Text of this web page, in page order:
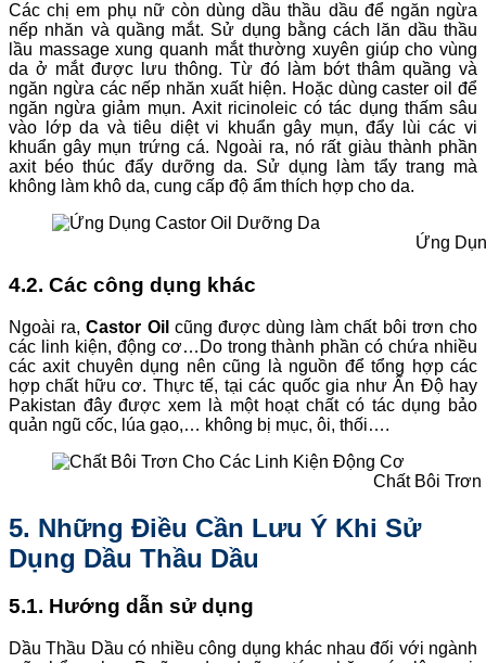
Các chị em phụ nữ còn dùng dầu thầu dầu để ngăn ngừa
nếp nhăn và quầng mắt. Sử dụng bằng cách lăn dầu thầu
lầu massage xung quanh mắt thường xuyên giúp cho vùng
da ở mắt được lưu thông. Từ đó làm bớt thâm quầng và
ngăn ngừa các nếp nhăn xuất hiện. Hoặc dùng caster oil để
ngăn ngừa giảm mụn. Axit ricinoleic có tác dụng thấm sâu
vào lớp da và tiêu diệt vi khuẩn gây mụn, đẩy lùi các vi
khuẩn gây mụn trứng cá. Ngoài ra, nó rất giàu thành phần
axit béo thúc đẩy dưỡng da. Sử dụng làm tẩy trang mà
không làm khô da, cung cấp độ ẩm thích hợp cho da.
Ứng
4.2. Các công dụng khác
Ngoài ra, Castor Oil cũng được dùng làm chất bôi trơn cho
các linh kiện, động cơ…Do trong thành phần có chứa nhiều
các axit chuyên dụng nên cũng là nguồn để tổng hợp các
hợp chất hữu cơ. Thực tế, tại các quốc gia như Ấn Độ hay
Pakistan đây được xem là một hoạt chất có tác dụng bảo
quản ngũ cốc, lúa gạo,… không bị mục, ôi, thối….
Chất Bôi
5. Những Điều Cần Lưu Ý Khi Sử
Dụng Dầu Thầu Dầu
5.1. Hướng dẫn sử dụng
Dầu Thầu Dầu có nhiều công dụng khác nhau đối với ngành